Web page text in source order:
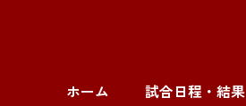
ホーム 試合日程・結果